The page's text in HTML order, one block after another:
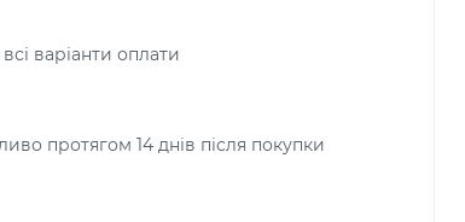
варіанти оплати
протягом 14 днів після покупки